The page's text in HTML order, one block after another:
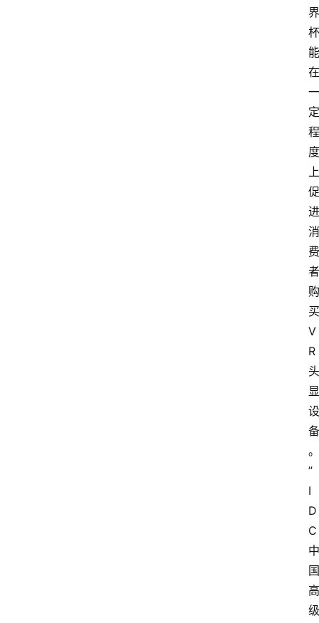
界
杯
能
在
一
定
程
度
上
促
进
消
费
者
购
买
V
R
头
显
设
备
。
”
I
D
C
中
国
高
级